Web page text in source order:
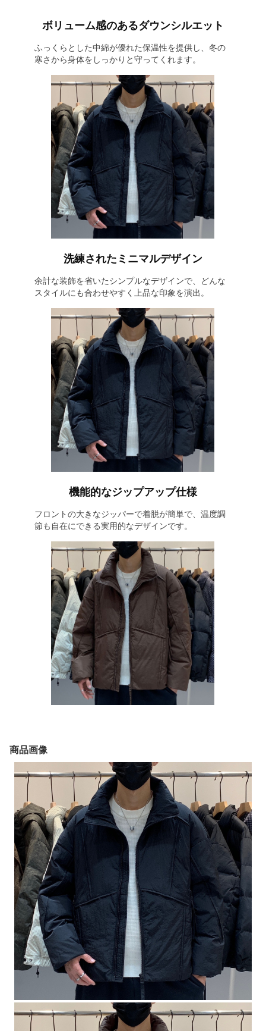
ボリューム感のあるダウンシルエット
ふっくらとした中綿が優れた保温性を提供し、冬の
寒さから身体をしっかりと守ってくれます。
洗練されたミニマルデザイン
余計な装飾を省いたシンプルなデザインで、どんな
スタイルにも合わせやすく上品な印象を演出。
機能的なジップアップ仕様
フロントの大きなジッパーで着脱が簡単で、温度調
節も自在にできる実用的なデザインです。
商品画像